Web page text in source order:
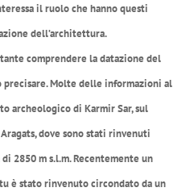
il ruolo che hanno questi
dell’architettura.
comprendere la datazione del
precisare. Molte delle informazioni al
archeologico di Karmir Sar, sul
dove sono stati rinvenuti
2850 m s.l.m. Recentemente un
è stato rinvenuto circondato da un